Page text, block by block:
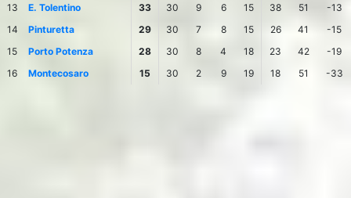
13
E. Tolentino 33 30 9 6 15 38 51
-13
14
Pinturetta 29 30 7 8 15 26 41
-15
15
Porto Potenza 28 30 8 4 18 23 42
-19
16
Montecosaro 15 30 2 9 19 18 51 -33